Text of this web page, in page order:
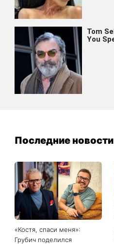
Последние новости
«Костя, спаси меня»:
Грубич поделился